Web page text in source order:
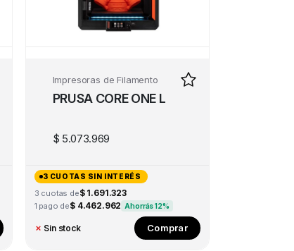
Impresoras de Filamento
PRUSA CORE ONE L
$ 5.073.969
3 CUOTAS SIN INTERÉS
3 cuotas de$ 1.691.323
1 pago de$ 4.462.962 Ahorrás 12%
✗ Sin stock Comprar